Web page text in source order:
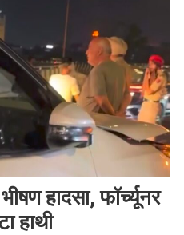
हादसा, फॉर्च्यूनर
हाथी